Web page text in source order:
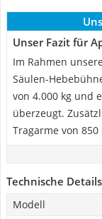
Unser Fazit für
Im Rahmen
Säulen-
von 4.000 kg und
überzeugt.
Tragarme von
Technische Details
Modell